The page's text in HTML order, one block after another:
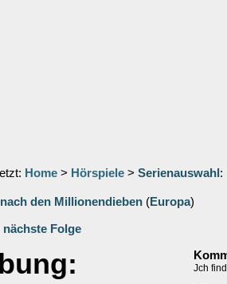
Home > Hörspiele > Serienauswahl :
den Millionendieben (Europa)
nächste Folge
Jch